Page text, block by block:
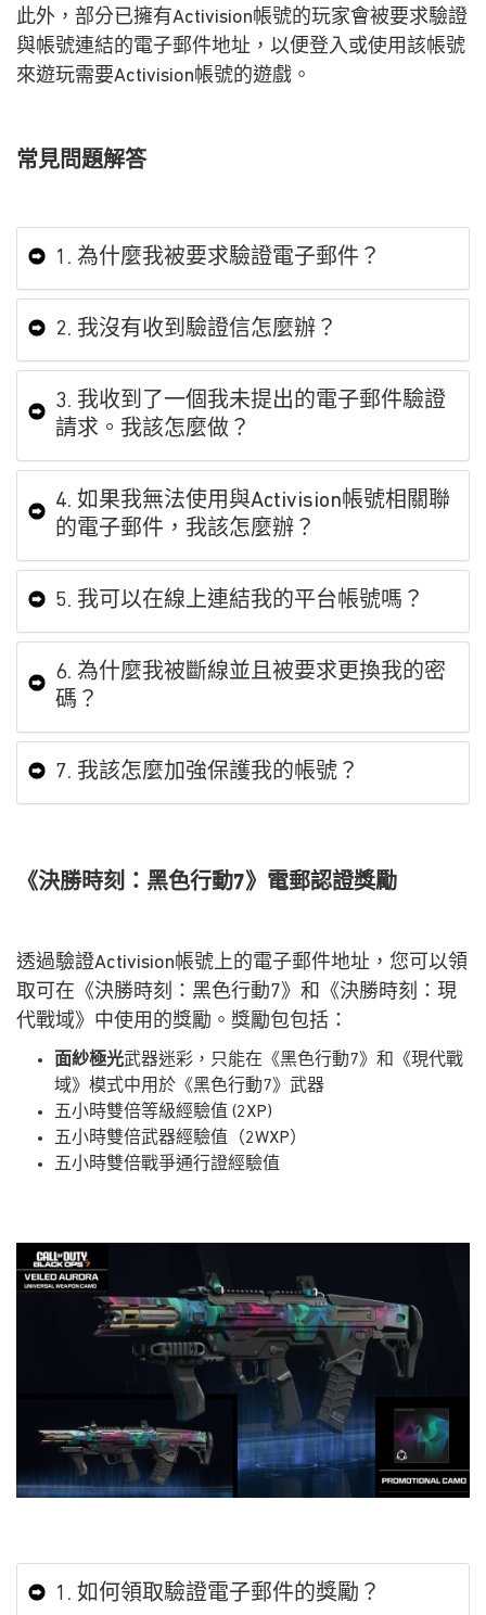
此外，部分已擁有Activision帳號的玩家會被要求驗證
與帳號連結的電子郵件地址，以便登入或使用該帳號
來遊玩需要Activision帳號的遊戲。
常見問題解答
1. 為什麼我被要求驗證電子郵件？
2. 我沒有收到驗證信怎麼辦？
3. 我收到了一個我未提出的電子郵件驗證
請求。我該怎麼做？
4. 如果我無法使用與Activision帳號相關聯
的電子郵件，我該怎麼辦？
5. 我可以在線上連結我的平台帳號嗎？
6. 為什麼我被斷線並且被要求更換我的密
碼？
7. 我該怎麼加強保護我的帳號？
《決勝時刻：黑色行動7》電郵認證獎勵
透過驗證Activision帳號上的電子郵件地址，您可以領
取可在《決勝時刻：黑色行動7》和《決勝時刻：現
代戰域》中使用的獎勵。獎勵包包括：
面紗極光武器迷彩，只能在《黑色行動7》和《現代戰
域》模式中用於《黑色行動7》武器
五小時雙倍等級經驗值 (2XP)
五小時雙倍武器經驗值（2WXP）
五小時雙倍戰爭通行證經驗值
1. 如何領取驗證電子郵件的獎勵？